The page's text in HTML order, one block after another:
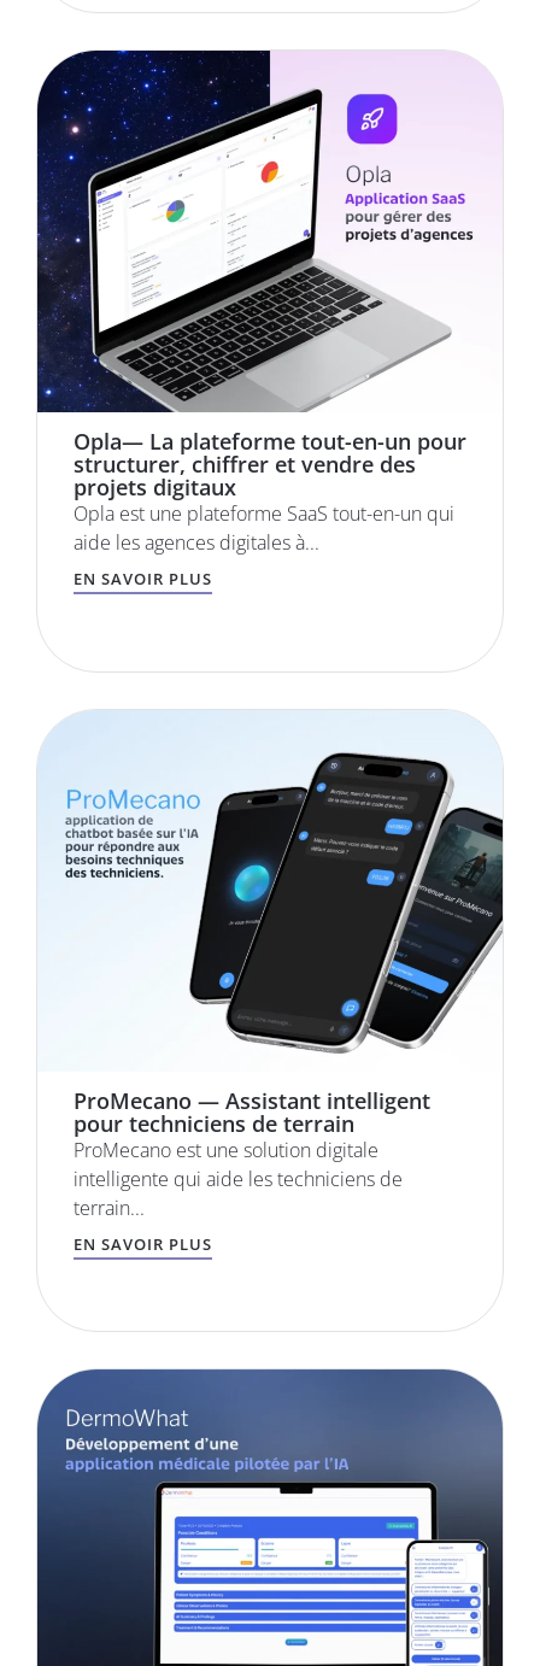
Opla— La plateforme tout-en-un pour
structurer, chiffrer et vendre des
projets digitaux
Opla est une plateforme SaaS tout-en-un qui
aide les agences digitales à...
EN SAVOIR PLUS
ProMecano — Assistant intelligent
pour techniciens de terrain
ProMecano est une solution digitale
intelligente qui aide les techniciens de
terrain...
EN SAVOIR PLUS